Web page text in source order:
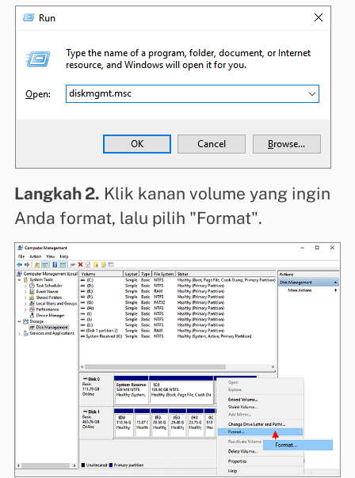
Langkah 2. Klik kanan volume yang ingin
Anda format, lalu pilih "Format".